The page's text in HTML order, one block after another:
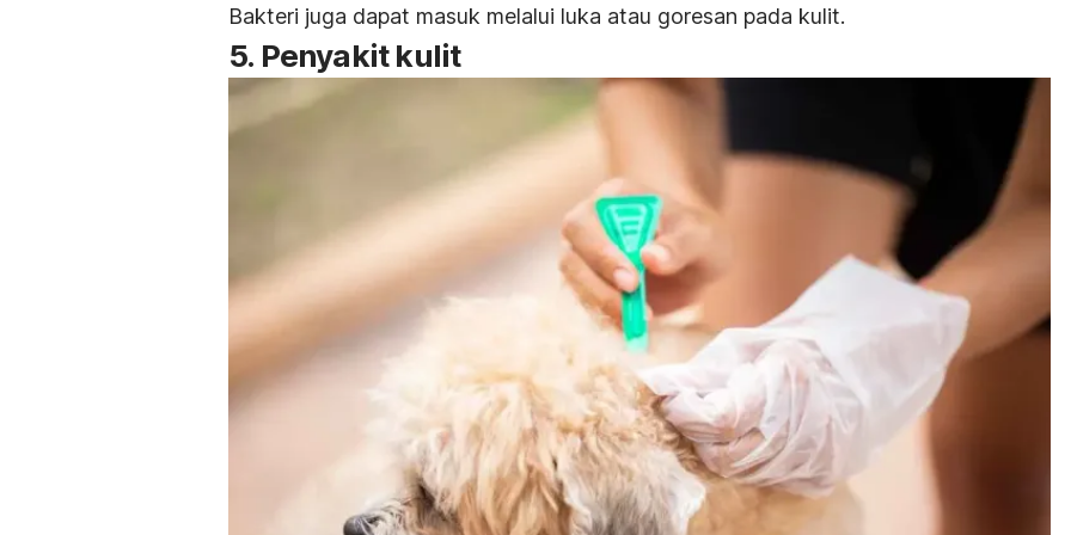
Bakteri juga dapat masuk melalui luka atau goresan pada kulit.
5. Penyakit kulit